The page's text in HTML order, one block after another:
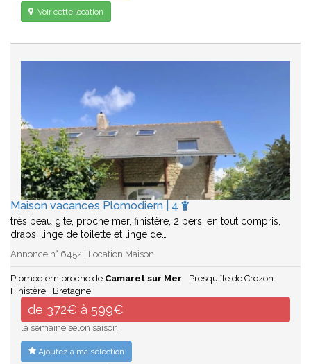
Voir cette location
Maison vacances Plomodiern | 4
très beau gite, proche mer, finistère, 2 pers. en tout compris,
draps, linge de toilette et linge de…
Annonce n° 6452 | Location Maison
Plomodiern proche de Camaret sur Mer
Presqu'île de Crozon
Finistère
Bretagne
de 372€ à 599€
la semaine selon saison
Ajoutez à ma sélection